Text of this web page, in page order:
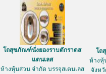
โถสุขภัณฑ์นั่งยองราบตักราดส
แตนเลส
ห้างหุ้นส่วน จำกัด บรรจุสเตนเลส
โถ
ห้างหุ้
จังห